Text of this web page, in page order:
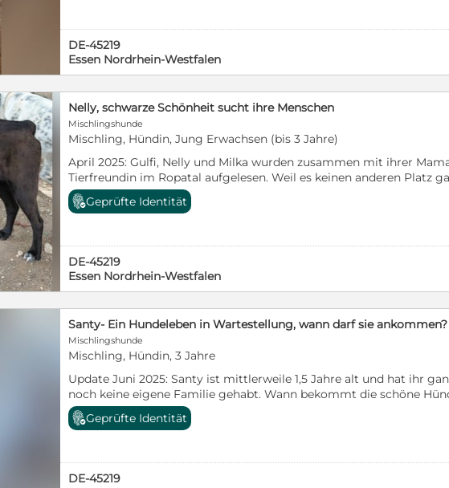
schönen Seiten des Hundelebens kennen und genießt es in vollen
schon an der Leine zu laufen. Für Snickers suchen wir ein Zuhause
hundeerfahrenen Leuten ohne Kinder. Alle Hunde sind erstgeimpft,
DE-45219
Essen Nordrhein-Westfalen
Nelly, schwarze Schönheit sucht ihre Menschen
Mischlingshunde
Mischling, Hündin, Jung Erwachsen (bis 3 Jahre)
April 2025: Gulfi, Nelly und Milka wurden zusammen mit ihrer
Tierfreundin im Ropatal aufgelesen. Weil es keinen anderen Platz
sie aufgenommen. Da die Hundefamilie nun schon seit längerem
wartet, wurden wir um Hilfe bei der Vermittlung gebeten. Alle 4
Hunden ein schönes Leben ermöglichen! Alle Hunde sind
haben einen EU-Heimtierausweis.
Geprüfte Identität
DE-45219
Essen Nordrhein-Westfalen
Santy- Ein Hundeleben in Wartestellung, wann darf sie ankommen?
Mischlingshunde
Mischling, Hündin, 3 Jahre
Update Juni 2025: Santy ist mittlerweile 1,5 Jahre alt und hat ihr
noch keine eigene Familie gehabt. Wann bekommt die schöne
Chance bei liebevollen Menschen? Update August 2024: Santy hat
Schulterhöhe von etwa 57cm bei 24,6kg Gewicht. Sie zeigt sich wie
werden dort von Tierschützern in der Regel auf der Straße betreut
Geprüfte Identität
DE-45219